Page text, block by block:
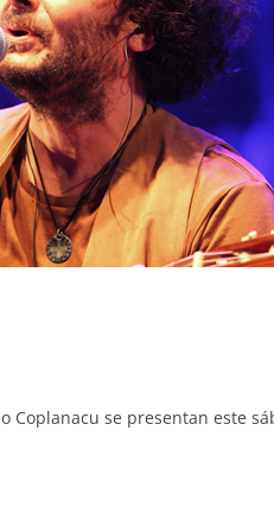
Coplanacu se presentan este